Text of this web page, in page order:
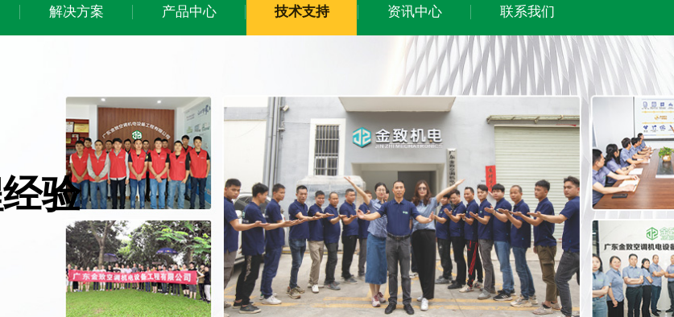
解决方案 产品中心 技术支持 资讯中心 联系我们
决方案 模块式中央空调系统
水冷柜式中央空调系统
风冷螺杆式中央空调系统
水蓄冷中央空调系统
风管式空调&天花式空调
售后服务 行业动态 在线留言
验